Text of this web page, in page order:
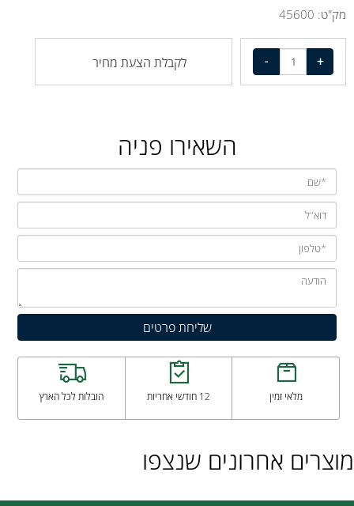
מק"ט: 45600
לקבלת הצעת מחיר
השאירו פניה
מלאי זמין 12 חודשי אחריות הובלות לכל הארץ
מוצרים אחרונים שנצפו